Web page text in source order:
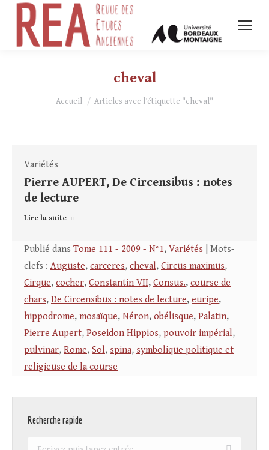
cheval
Vous êtes ici :
Accueil Articles avec l’étiquette "cheval"
Variétés
Pierre AUPERT, De Circensibus : notes
de lecture
Lire la suite
Publié dans Tome 111 - 2009 - N°1, Variétés | Mots-
clefs : Auguste, carceres, cheval, Circus maximus,
Cirque, cocher, Constantin VII, Consus., course de
chars, De Circensibus : notes de lecture, euripe,
hippodrome, mosaïque, Néron, obélisque, Palatin,
Pierre Aupert, Poseidon Hippios, pouvoir impérial,
pulvinar, Rome, Sol, spina, symbolique politique et
religieuse de la course
Recherche rapide
Recherche